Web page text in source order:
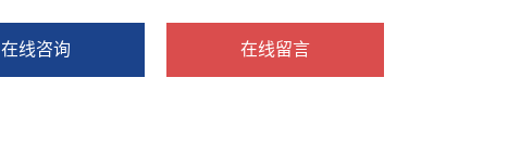
在线咨询 在线留言